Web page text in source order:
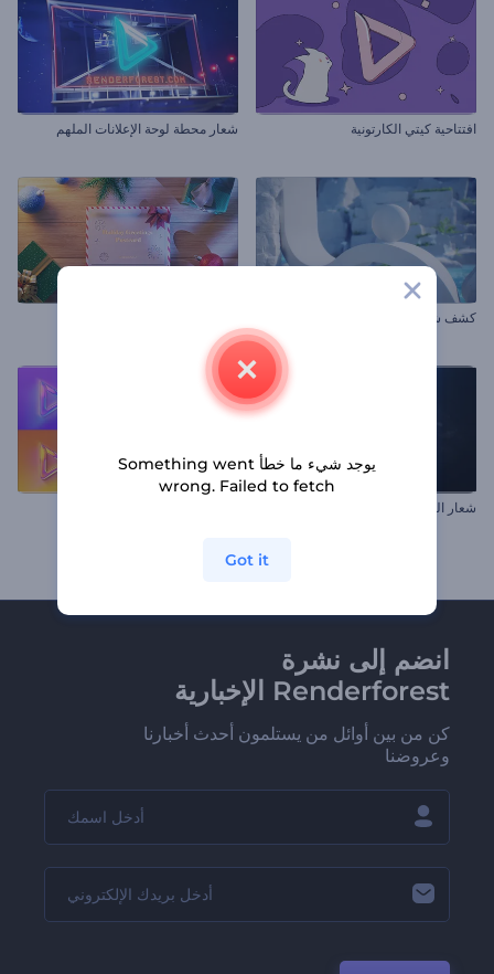
افتتاحية كيتي الكارتونية شعار محطة لوحة الإعلانات الملهم
كشف شعار المجال الأثيري
شعار الجرونج الملهم
انضم إلى نشرة
Renderforest الإخبارية
كن من بين أوائل من يستلمون أحدث أخبارنا
وعروضنا
يوجد شيء ما خطأ Something went
wrong. Failed to fetch
Got it